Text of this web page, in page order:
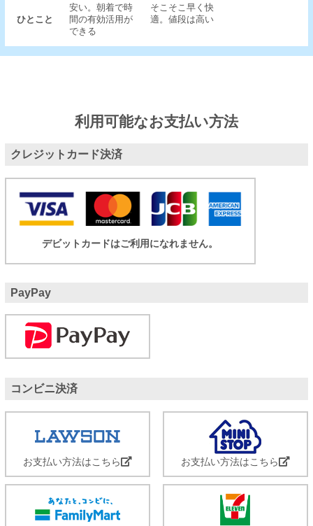
ひとこと
安い。朝着で時
間の有効活用が
できる
そこそこ早く快
適。値段は高い
利用可能なお支払い方法
クレジットカード決済
デビットカードはご利用になれません。
PayPay
コンビニ決済
お支払い方法はこちら お支払い方法はこちら